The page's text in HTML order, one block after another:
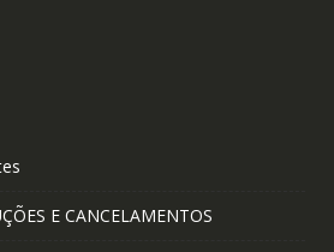
E CANCELAMENTOS